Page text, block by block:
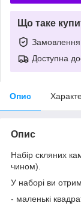
Що таке
Замовлення
Доступна
Опис
Опис
Набір скляних
чином).
У наборі ви
- маленькі